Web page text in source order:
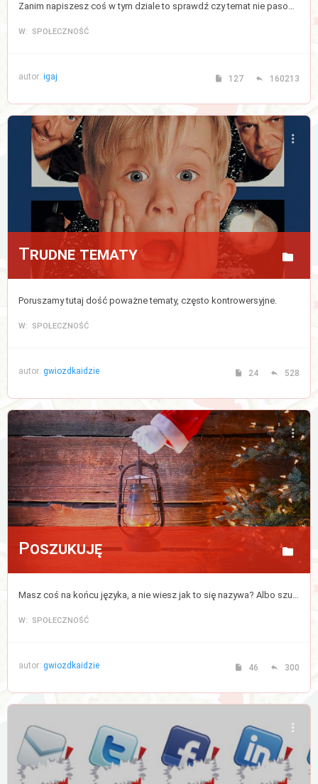
Zanim napiszesz coś w tym dziale to sprawdź czy temat nie pasowałby do któregoś z powyższych działów, jeżeli nie to pisz tutaj.
W: SPOŁECZNOŚĆ
autor: igaj 127 160213
Trudne tematy
Poruszamy tutaj dość poważne tematy, często kontrowersyjne.
W: SPOŁECZNOŚĆ
autor: gwiozdkaidzie 24 528
Poszukuję
Masz coś na końcu języka, a nie wiesz jak to się nazywa? Albo szukasz czegoś, ale nie bardzo wiesz od czego zacząć? Napisz, a postaramy się pomóc.
W: SPOŁECZNOŚĆ
autor: gwiozdkaidzie 46 300